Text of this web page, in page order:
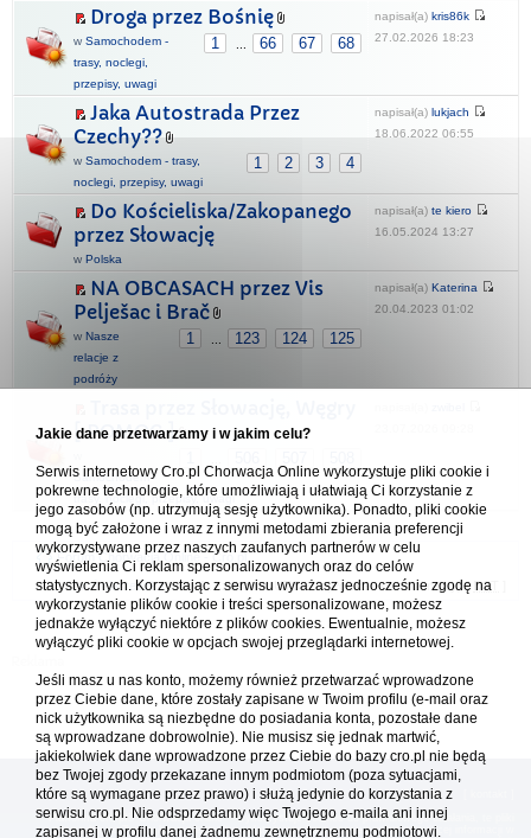
Droga przez Bośnię
1 66 67 68
w Samochodem -
trasy, noclegi,
przepisy, uwagi
napisał(a) kris86k
27.02.2026 18:23
Jaka Autostrada Przez
Czechy??
1 2 3 4
w Samochodem - trasy,
noclegi, przepisy, uwagi
napisał(a) lukjach
18.06.2022 06:55
Do Kościeliska/Zakopanego
przez Słowację
w Polska
napisał(a) te kiero
16.05.2024 13:27
NA OBCASACH przez Vis
Pelješac i Brač
1 123 124 125
w Nasze
relacje z
podróży
napisał(a) Katerina
20.04.2023 01:02
[ POMOC ]
Samochodem -
trasy, noclegi, przepisy, uwagi
Forum Chorwacja Online - Cro.pl
Usuń ciasteczka• Strefa czasowa: UTC + 1 (Polska - czas zimowy) [ DST
[reklama ] [
Platforma cro.pl© Chorwacja online™ wykorzystuje cookies do prawidłowego działania, te pliki
gromadzą na Twoim komputerze dane ułatwiające korzystanie z serwisu; więcej informacji w
Jakie dane przetwarzamy i w jakim celu?
Serwis internetowy Cro.pl Chorwacja Online wykorzystuje pliki cookie i
pokrewne technologie, które umożliwiają i ułatwiają Ci korzystanie z
jego zasobów (np. utrzymują sesję użytkownika). Ponadto, pliki cookie
mogą być założone i wraz z innymi metodami zbierania preferencji
wykorzystywane przez naszych zaufanych partnerów w celu
wyświetlenia Ci reklam spersonalizowanych oraz do celów
statystycznych. Korzystając z serwisu wyrażasz jednocześnie zgodę na
wykorzystanie plików cookie i treści spersonalizowane, możesz
jednakże wyłączyć niektóre z plików cookies. Ewentualnie, możesz
wyłączyć pliki cookie w opcjach swojej przeglądarki internetowej.
Jeśli masz u nas konto, możemy również przetwarzać wprowadzone
przez Ciebie dane, które zostały zapisane w Twoim profilu (e-mail oraz
nick użytkownika są niezbędne do posiadania konta, pozostałe dane
są wprowadzane dobrowolnie). Nie musisz się jednak martwić,
jakiekolwiek dane wprowadzone przez Ciebie do bazy cro.pl nie będą
bez Twojej zgody przekazane innym podmiotom (poza sytuacjami,
które są wymagane przez prawo) i służą jedynie do korzystania z
serwisu cro.pl. Nie odsprzedamy więc Twojego e-maila ani innej
zapisanej w profilu danej żadnemu zewnętrznemu podmiotowi.